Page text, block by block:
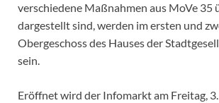
verschiedene Maßnahmen aus MoVe 35
dargestellt sind, werden im ersten und
Obergeschoss des Hauses der
sein.
Eröffnet wird der Infomarkt am Freitag,